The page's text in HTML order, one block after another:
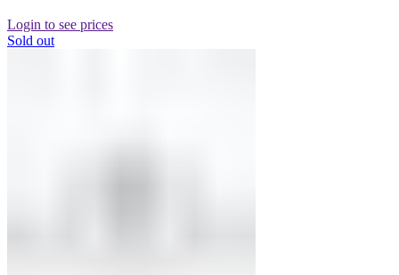
Login to see prices
Sold out